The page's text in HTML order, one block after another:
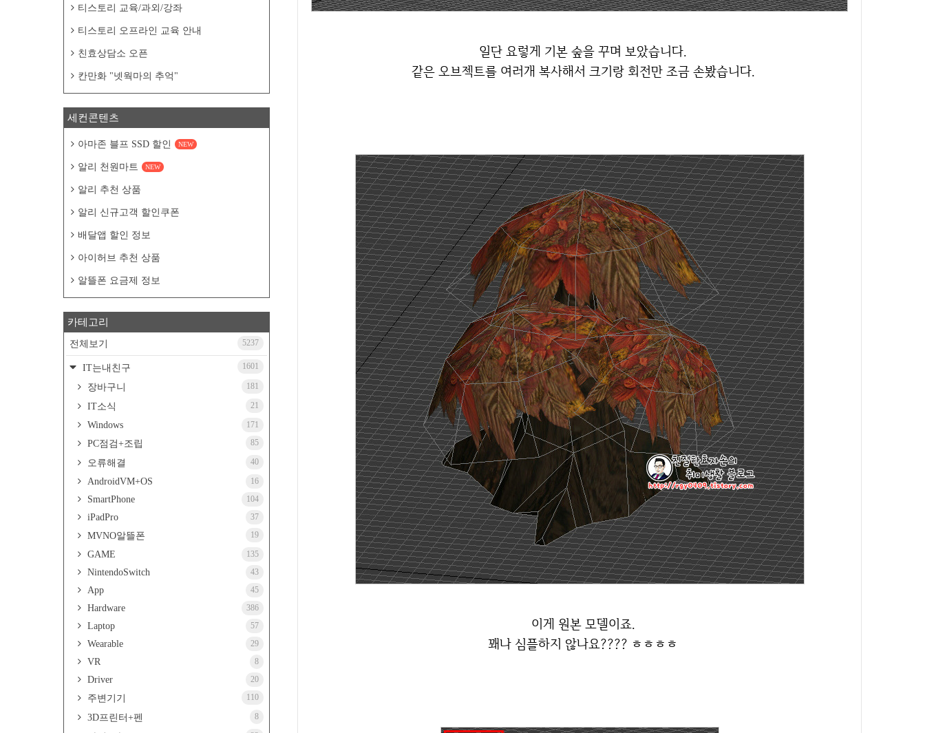
일단 요렇게 기본 숲을 꾸며 보았습니다.
같은 오브젝트를 여러개 복사해서 크기랑 회전만 조금 손봤습니다.
이게 원본 모델이죠.
꽤나 심플하지 않나요???? ㅎㅎㅎㅎ
티스토리 교육/과외/강좌
티스토리 오프라인 교육 안내
친효상담소 오픈
칸만화 "넷웍마의 추억"
세컨콘텐츠
아마존 블프 SSD 할인 NEW
알리 천원마트 NEW
알리 추천 상품
알리 신규고객 할인쿠폰
배달앱 할인 정보
아이허브 추천 상품
알뜰폰 요금제 정보
카테고리
전체보기 5237
IT는내친구 1601
장바구니 181
IT소식 21
Windows 171
PC점검+조립 85
오류해결 40
AndroidVM+OS 16
SmartPhone 104
iPadPro 37
MVNO알뜰폰 19
GAME 135
NintendoSwitch 43
App 45
Hardware 386
Laptop 57
Wearable 29
VR 8
Driver 20
주변기기 110
3D프린터+펜 8